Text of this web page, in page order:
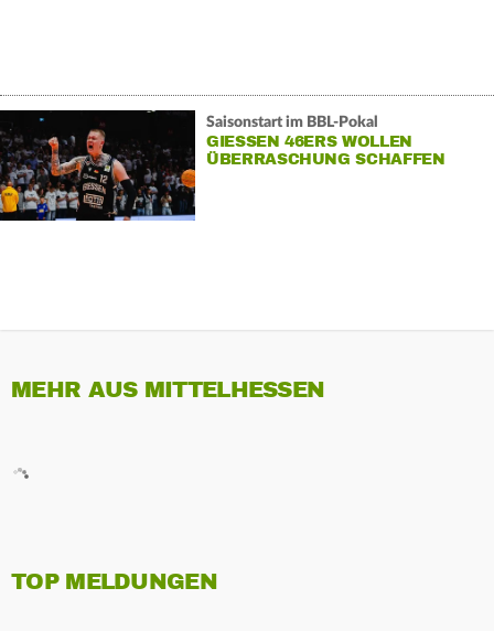
Saisonstart im BBL-Pokal
GIESSEN 46ERS WOLLEN Ü
BERRASCHUNG SCHAFFEN
MEHR AUS MITTELHESSEN
TOP MELDUNGEN